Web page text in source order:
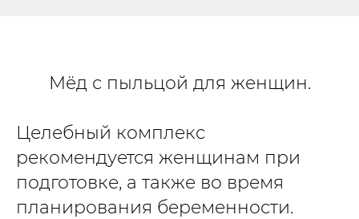
Мёд с пыльцой для женщин.
Целебный комплекс
рекомендуется женщинам при
подготовке, а также во время
планирования беременности.